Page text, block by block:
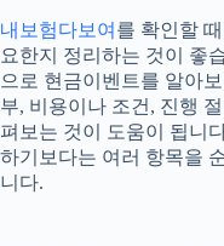
내보험다보여 를 확인할
요한지 정리하는 것이 좋
으로 현금이벤트를 알아
부, 비용이나 조건, 진행
펴보는 것이 도움이 됩니
하기보다는 여러 항목을
니다.